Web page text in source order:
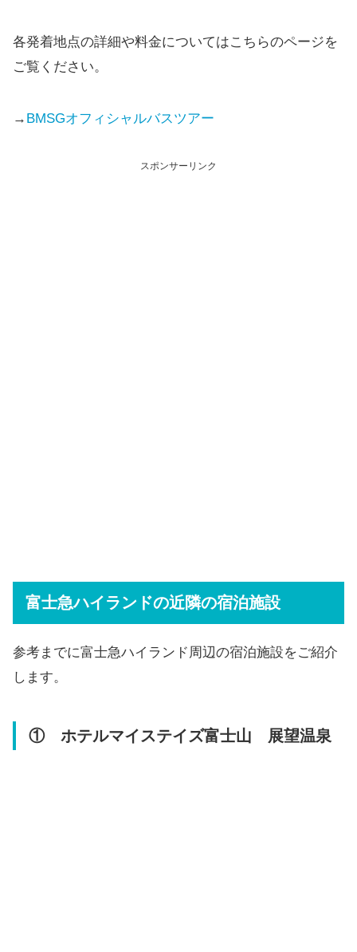
各発着地点の詳細や料金についてはこちらのページを
ご覧ください。
→ BMSGオフィシャルバスツアー
スポンサーリンク
富士急ハイランドの近隣の宿泊施設
参考までに富士急ハイランド周辺の宿泊施設をご紹介
します。
① ホテルマイステイズ富士山 展望温泉